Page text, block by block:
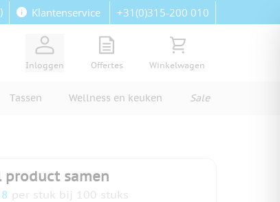
Klantenservice +31(0)315-200 010
Inloggen
View quote, Quote is empty
Offertes
Bekijk winkelwagen,
Winkelwagen
Tassen Wellness en keuken Sale
product samen
per stuk bij 100 stuks